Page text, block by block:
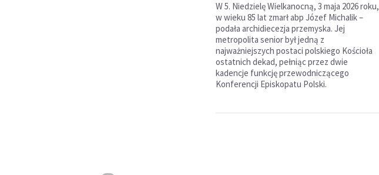
W 5. Niedzielę Wielkanocną, 3 maja 2026 roku,
w wieku 85 lat zmarł abp Józef Michalik –
podała archidiecezja przemyska. Jej
metropolita senior był jedną z
najważniejszych postaci polskiego Kościoła
ostatnich dekad, pełniąc przez dwie
kadencje funkcję przewodniczącego
Konferencji Episkopatu Polski.